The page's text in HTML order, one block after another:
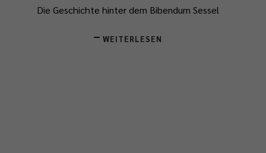
Die Geschichte hinter dem Bibendum Sessel
WEITERLESEN